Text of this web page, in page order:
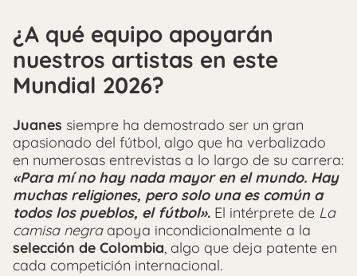
¿A qué equipo apoyarán
nuestros artistas en este
Mundial 2026?
Juanes siempre ha demostrado ser un gran
apasionado del fútbol, algo que ha verbalizado
en numerosas entrevistas a lo largo de su carrera:
«Para mí no hay nada mayor en el mundo. Hay
muchas religiones, pero solo una es común a
todos los pueblos, el fútbol». El intérprete de La
camisa negraapoya incondicionalmente a la
selección de Colombia, algo que deja patente en
cada competición internacional.